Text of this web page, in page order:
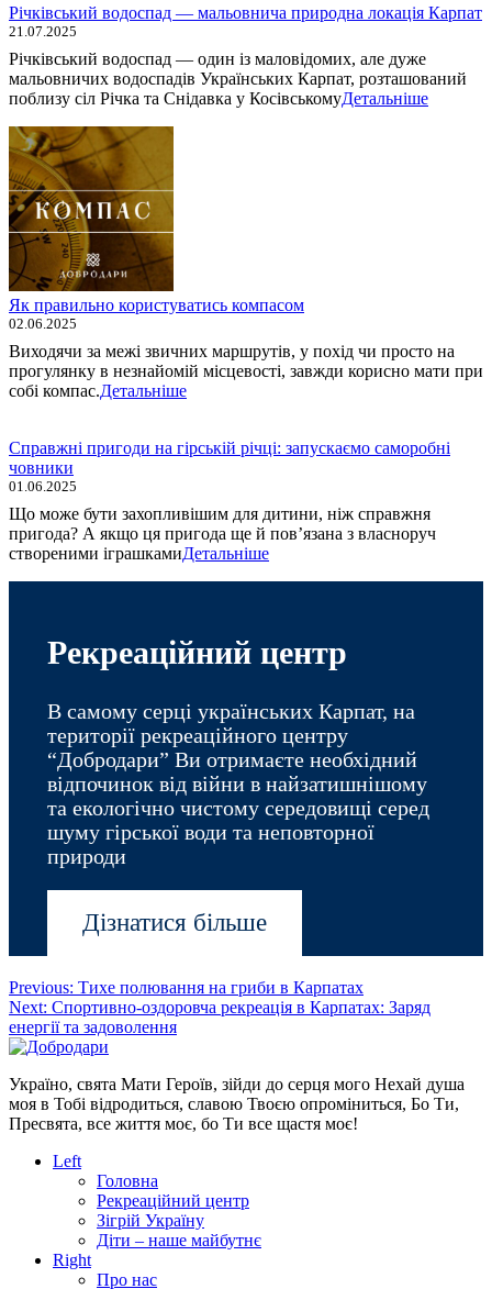
Річківський водоспад — мальовнича природна локація Карпат
21.07.2025
Річківський водоспад — один із маловідомих, але дуже
мальовничих водоспадів Українських Карпат, розташований
поблизу сіл Річка та Снідавка у КосівськомуДетальніше
Як правильно користуватись компасом
02.06.2025
Виходячи за межі звичних маршрутів, у похід чи просто на
прогулянку в незнайомій місцевості, завжди корисно мати при
собі компас.Детальніше
Справжні пригоди на гірській річці: запускаємо саморобні
човники
01.06.2025
Що може бути захопливішим для дитини, ніж справжня
пригода? А якщо ця пригода ще й пов’язана з власноруч
створеними іграшкамиДетальніше
Рекреаційний центр
В самому серці українських Карпат, на
території рекреаційного центру
“Добродари” Ви отримаєте необхідний
відпочинок від війни в найзатишнішому
та екологічно чистому середовищі серед
шуму гірської води та неповторної
природи
Дізнатися більше
Post
navigation
Previous: Тихе полювання на гриби в Карпатах
Next: Спортивно-оздоровча рекреація в Карпатах: Заряд
енергії та задоволення
Україно, свята Мати Героїв, зійди до серця мого Нехай душа
моя в Тобі відродиться, славою Твоєю опроміниться, Бо Ти,
Пресвята, все життя моє, бо Ти все щастя моє!
Left
Головна
Рекреаційний центр
Зігрій Україну
Діти – наше майбутнє
Right
Про нас